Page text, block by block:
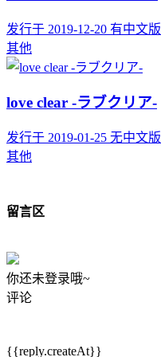
发行于 2019-12-20 有中文版
其他
love clear -ラブクリア-
发行于 2019-01-25 无中文版
其他
留言区
你还未登录哦~
评论
{{reply.createAt}}